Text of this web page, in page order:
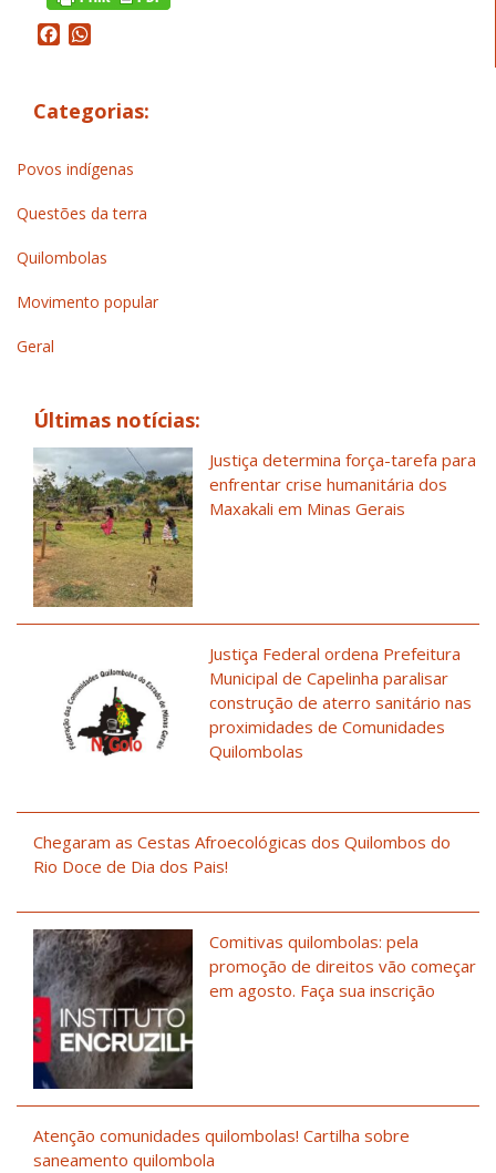
Facebook
Categorias:
Povos indígenas
Questões da terra
Quilombolas
Movimento popular
Geral
Últimas notícias:
Justiça determina força-tarefa para
enfrentar crise humanitária dos
Maxakali em Minas Gerais
Justiça Federal ordena Prefeitura
Municipal de Capelinha paralisar
construção de aterro sanitário nas
proximidades de Comunidades
Quilombolas
Chegaram as Cestas Afroecológicas dos Quilombos do
Rio Doce de Dia dos Pais!
Comitivas quilombolas: pela
promoção de direitos vão começar
em agosto. Faça sua inscrição
Atenção comunidades quilombolas! Cartilha sobre
saneamento quilombola